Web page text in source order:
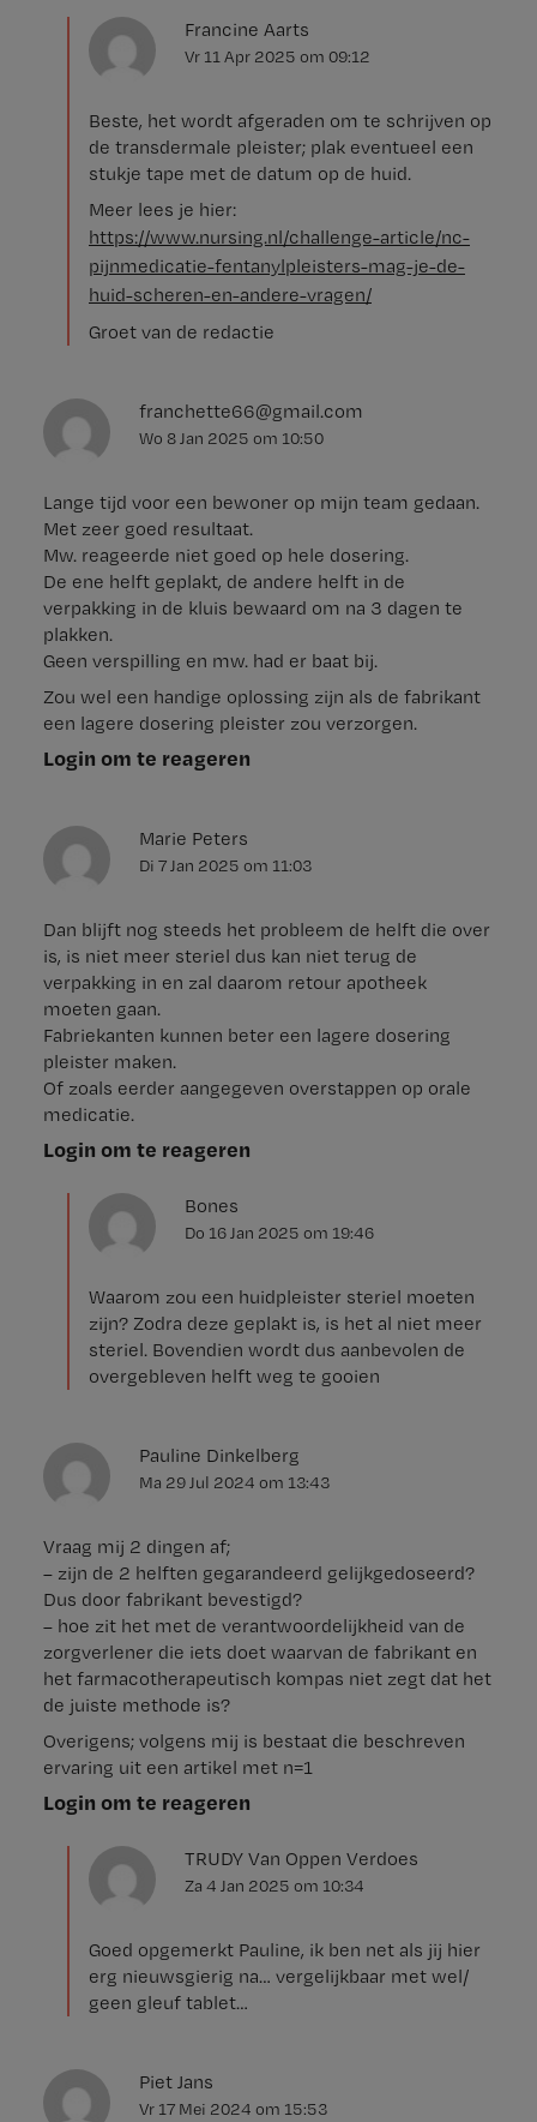
Francine Aarts
Vr 11 Apr 2025 om 09:12
Beste, het wordt afgeraden om te schrijven op
de transdermale pleister; plak eventueel een
stukje tape met de datum op de huid.
Meer lees je hier:
https://www.nursing.nl/challenge-article/nc-
pijnmedicatie-fentanylpleisters-mag-je-de-
huid-scheren-en-andere-vragen/
Groet van de redactie
franchette66@gmail.com
Wo 8 Jan 2025 om 10:50
Lange tijd voor een bewoner op mijn team gedaan.
Met zeer goed resultaat.
Mw. reageerde niet goed op hele dosering.
De ene helft geplakt, de andere helft in de
verpakking in de kluis bewaard om na 3 dagen te
plakken.
Geen verspilling en mw. had er baat bij.
Zou wel een handige oplossing zijn als de fabrikant
een lagere dosering pleister zou verzorgen.
Login om te reageren
Marie Peters
Di 7 Jan 2025 om 11:03
Dan blijft nog steeds het probleem de helft die over
is, is niet meer steriel dus kan niet terug de
verpakking in en zal daarom retour apotheek
moeten gaan.
Fabriekanten kunnen beter een lagere dosering
pleister maken.
Of zoals eerder aangegeven overstappen op orale
medicatie.
Login om te reageren
Bones
Do 16 Jan 2025 om 19:46
Waarom zou een huidpleister steriel moeten
zijn? Zodra deze geplakt is, is het al niet meer
steriel. Bovendien wordt dus aanbevolen de
overgebleven helft weg te gooien
Pauline Dinkelberg
Ma 29 Jul 2024 om 13:43
Vraag mij 2 dingen af;
– zijn de 2 helften gegarandeerd gelijkgedoseerd?
Dus door fabrikant bevestigd?
– hoe zit het met de verantwoordelijkheid van de
zorgverlener die iets doet waarvan de fabrikant en
het farmacotherapeutisch kompas niet zegt dat het
de juiste methode is?
Overigens; volgens mij is bestaat die beschreven
ervaring uit een artikel met n=1
Login om te reageren
TRUDY Van Oppen Verdoes
Za 4 Jan 2025 om 10:34
Goed opgemerkt Pauline, ik ben net als jij hier
erg nieuwsgierig na… vergelijkbaar met wel/
geen gleuf tablet…
Piet Jans
Vr 17 Mei 2024 om 15:53